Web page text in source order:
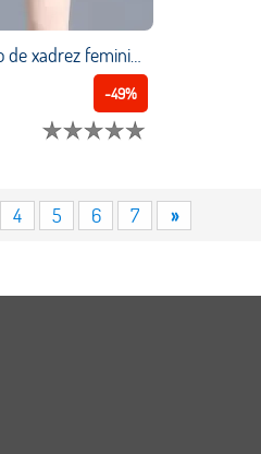
Saia de plissado de xadrez feminina 2022 primavera outono all match feminina sexy a linha mini saias curtas fino saia xadrez
-49%
4 5 6 7 »